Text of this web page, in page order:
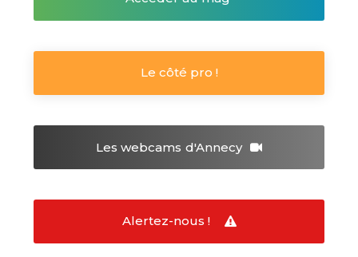
Le côté pro !
Les webcams d'Annecy
Alertez-nous !